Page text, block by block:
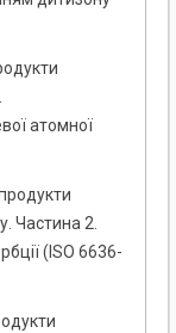
атомної
Частина 2.
(ISO 6636-